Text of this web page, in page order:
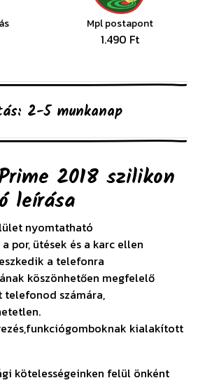
Mpl postapont
1.490 Ft
2-5 munkanap
2018 szilikon
leírása
nyomtatható
por, ütések és a karc ellen
a telefonra
köszönhetően megfelelő
számára,
kialakított
kötelességeinken felül önként